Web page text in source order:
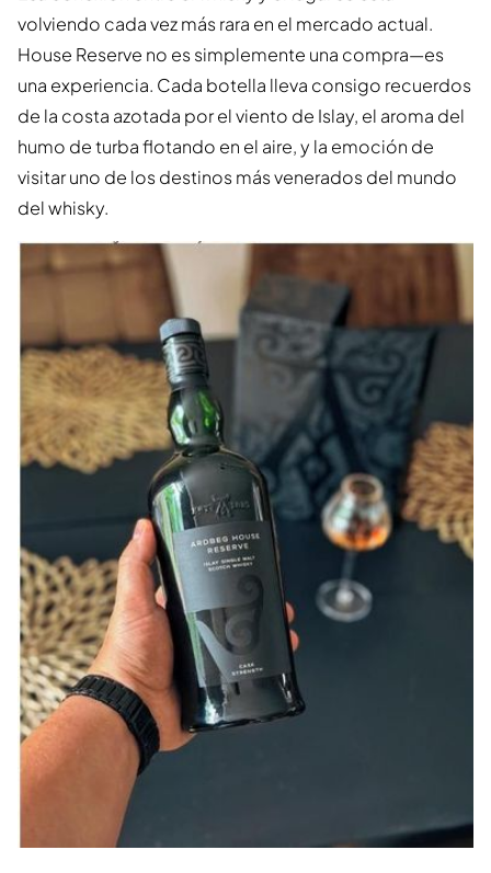
volviendo cada vez más rara en el mercado actual.
House Reserve no es simplemente una compra—es
una experiencia. Cada botella lleva consigo recuerdos
de la costa azotada por el viento de Islay, el aroma del
humo de turba flotando en el aire, y la emoción de
visitar uno de los destinos más venerados del mundo
del whisky.